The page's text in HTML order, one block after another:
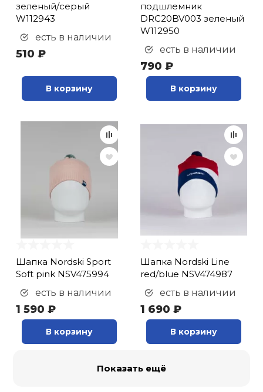
зеленый/серый
W112943
есть в наличии
510 ₽
В корзину
подшлемник
DRC20BV003 зеленый
W112950
есть в наличии
790 ₽
В корзину
Шапка Nordski Sport
Soft pink NSV475994
есть в наличии
1 590 ₽
В корзину
Шапка Nordski Line
red/blue NSV474987
есть в наличии
1 690 ₽
В корзину
Показать ещё